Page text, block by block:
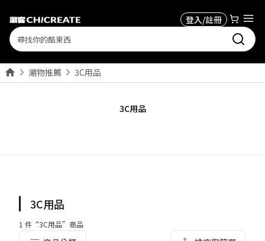
Search
登入/註冊
潮物推薦 3C用品
3C用品
3C用品
1 件“3C用品”商品